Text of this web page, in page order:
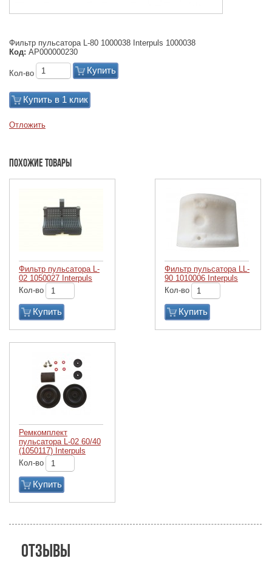
Фильтр пульсатора L-80 1000038 Interpuls 1000038
Код: АР000000230
Кол-во Купить
Купить в 1 клик
Отложить
Похожие товары
Фильтр пульсатора L-
02 1050027 Interpuls
Кол-во
Купить
Фильтр пульсатора LL-
90 1010006 Interpuls
Кол-во
Купить
Ремкомплект
пульсатора L-02 60/40
(1050117) Interpuls
Кол-во
Купить
Отзывы